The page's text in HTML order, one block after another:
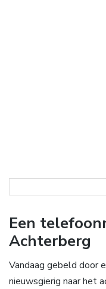
Een
Achterberg
Vandaag gebeld door
nieuwsgierig naar het